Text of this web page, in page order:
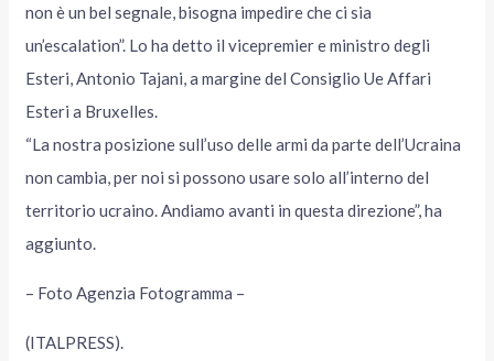
non è un bel segnale, bisogna impedire che ci sia
un’escalation”. Lo ha detto il vicepremier e ministro degli
Esteri, Antonio Tajani, a margine del Consiglio Ue Affari
Esteri a Bruxelles.
“La nostra posizione sull’uso delle armi da parte dell’Ucraina
non cambia, per noi si possono usare solo all’interno del
territorio ucraino. Andiamo avanti in questa direzione”, ha
aggiunto.
– Foto Agenzia Fotogramma –
(ITALPRESS).